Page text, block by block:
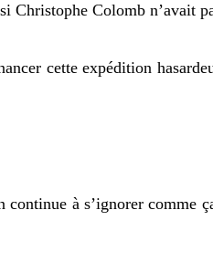
Christophe Colomb nʼavait
cette expédition
à sʼignorer comme